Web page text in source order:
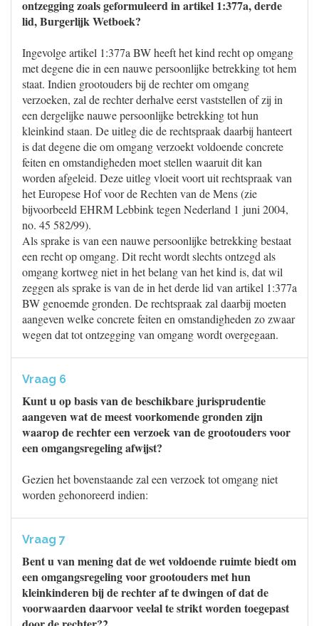
ontzegging zoals geformuleerd in artikel 1:377a, derde
lid, Burgerlijk Wetboek?
Ingevolge artikel 1:377a BW heeft het kind recht op omgang
met degene die in een nauwe persoonlijke betrekking tot hem
staat. Indien grootouders bij de rechter om omgang
verzoeken, zal de rechter derhalve eerst vaststellen of zij in
een dergelijke nauwe persoonlijke betrekking tot hun
kleinkind staan. De uitleg die de rechtspraak daarbij hanteert
is dat degene die om omgang verzoekt voldoende concrete
feiten en omstandigheden moet stellen waaruit dit kan
worden afgeleid. Deze uitleg vloeit voort uit rechtspraak van
het Europese Hof voor de Rechten van de Mens (zie
bijvoorbeeld EHRM Lebbink tegen Nederland 1 juni 2004,
no. 45 582/99).
Als sprake is van een nauwe persoonlijke betrekking bestaat
een recht op omgang. Dit recht wordt slechts ontzegd als
omgang kortweg niet in het belang van het kind is, dat wil
zeggen als sprake is van de in het derde lid van artikel 1:377a
BW genoemde gronden. De rechtspraak zal daarbij moeten
aangeven welke concrete feiten en omstandigheden zo zwaar
wegen dat tot ontzegging van omgang wordt overgegaan.
Vraag 6
Kunt u op basis van de beschikbare jurisprudentie
aangeven wat de meest voorkomende gronden zijn
waarop de rechter een verzoek van de grootouders voor
een omgangsregeling afwijst?
Gezien het bovenstaande zal een verzoek tot omgang niet
worden gehonoreerd indien:
Vraag 7
Bent u van mening dat de wet voldoende ruimte biedt om
een omgangsregeling voor grootouders met hun
kleinkinderen bij de rechter af te dwingen of dat de
voorwaarden daarvoor veelal te strikt worden toegepast